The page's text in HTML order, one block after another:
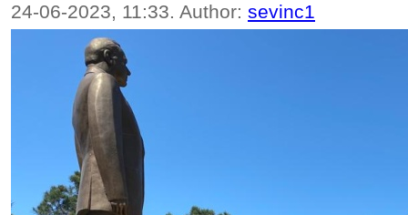
24-06-2023, 11:33. Author: sevinc1